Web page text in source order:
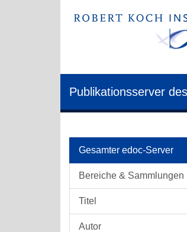
Publikationsserver
Gesamter edoc-Server
Bereiche & Sammlungen
Titel
Autor